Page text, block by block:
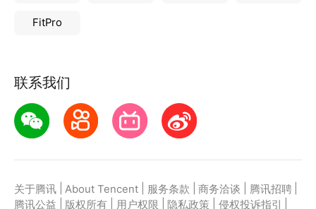
FitPro
联系我们
关于腾讯 About Tencent 服务条款 商务洽谈 腾讯招聘
腾讯公益
版权所有 用户权限 隐私政策 侵权投诉指引